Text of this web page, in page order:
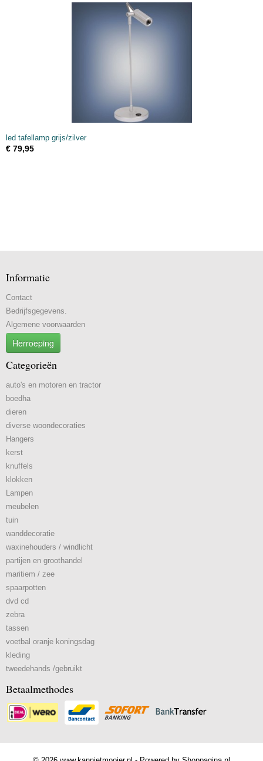
led tafellamp grijs/zilver
€ 79,95
Informatie
Contact
Bedrijfsgegevens.
Algemene voorwaarden
Herroeping
Categorieën
auto's en motoren en tractor
boedha
dieren
diverse woondecoraties
Hangers
kerst
knuffels
klokken
Lampen
meubelen
tuin
wanddecoratie
waxinehouders / windlicht
partijen en groothandel
maritiem / zee
spaarpotten
dvd cd
zebra
tassen
voetbal oranje koningsdag
kleding
tweedehands /gebruikt
Betaalmethodes